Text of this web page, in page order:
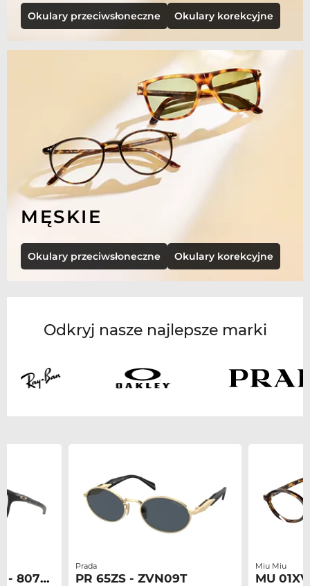
Okulary przeciwsłoneczne Okulary korekcyjne
MĘSKIE
Okulary przeciwsłoneczne Okulary korekcyjne
Odkryj nasze najlepsze marki
Prada
PR 65ZS - ZVN09T
Miu Miu
MU